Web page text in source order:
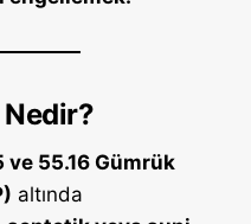
Nedir?
ve 55.16 Gümrük
altında